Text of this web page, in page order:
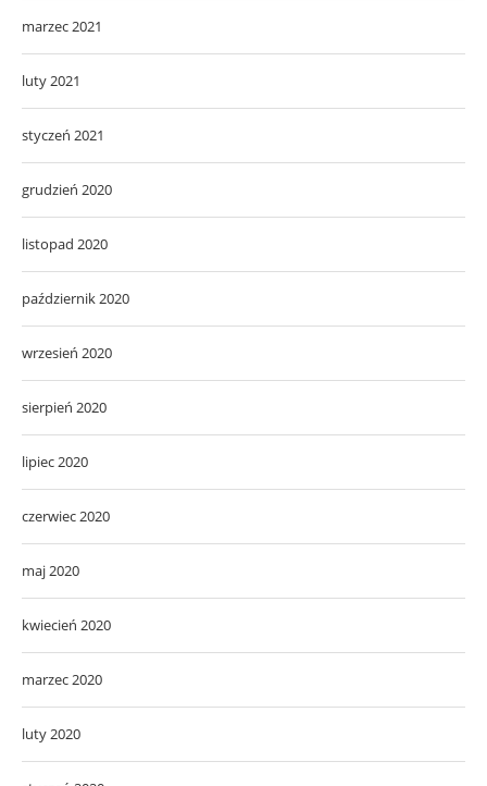
marzec 2021
luty 2021
styczeń 2021
grudzień 2020
listopad 2020
październik 2020
wrzesień 2020
sierpień 2020
lipiec 2020
czerwiec 2020
maj 2020
kwiecień 2020
marzec 2020
luty 2020